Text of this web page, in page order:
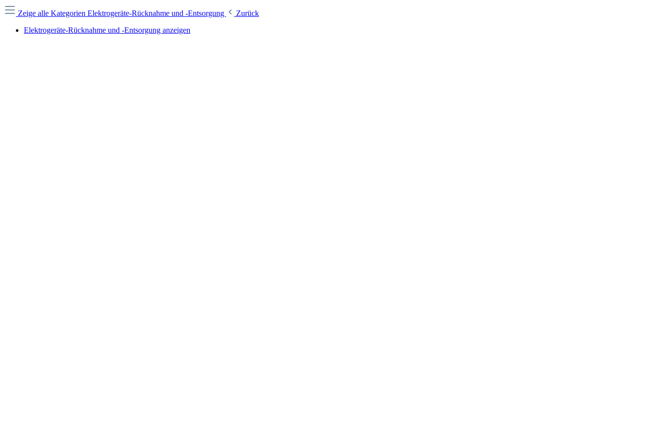
Zeige alle Kategorien Elektrogeräte-Rücknahme und -Entsorgung
Zurück
Elektrogeräte-Rücknahme und -Entsorgung anzeigen